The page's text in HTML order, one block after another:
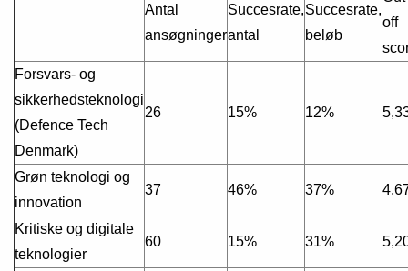
Antal
ansøgninger
Succesrate,
antal
Succesrate,
beløb
off
Forsvars- og
sikkerhedsteknologi
(Defence Tech
Denmark)
26 15% 12%
Grøn teknologi og
innovation
37 46% 37%
Kritiske og digitale
teknologier
60 15% 31%